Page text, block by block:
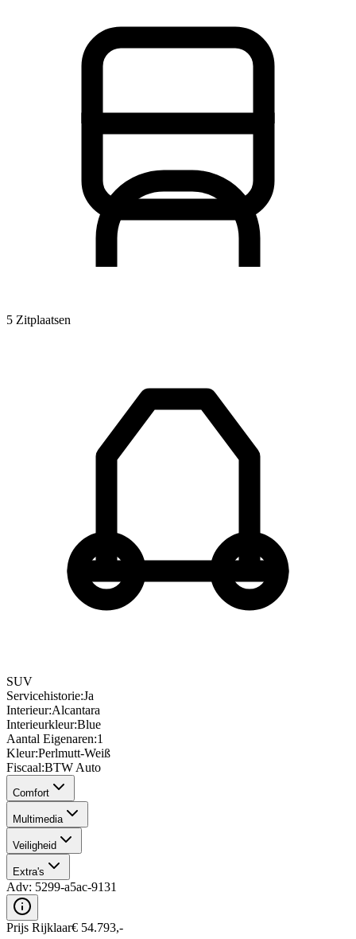
5 Zitplaatsen
SUV
Servicehistorie:Ja
Interieur:Alcantara
Interieurkleur:Blue
Aantal Eigenaren:1
Kleur:Perlmutt-Weiß
Fiscaal:BTW Auto
Comfort
Multimedia
Veiligheid
Extra's
Adv: 5299-a5ac-9131
Prijs Rijklaar€ 54.793,-